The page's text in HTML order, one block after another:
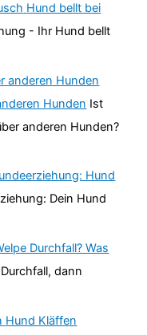
Hund bellt bei
- Ihr Hund bellt
Hunden Ist
anderen Hunden?
Hund
Dein Hund
Durchfall? Was
dann
Hund Kläffen